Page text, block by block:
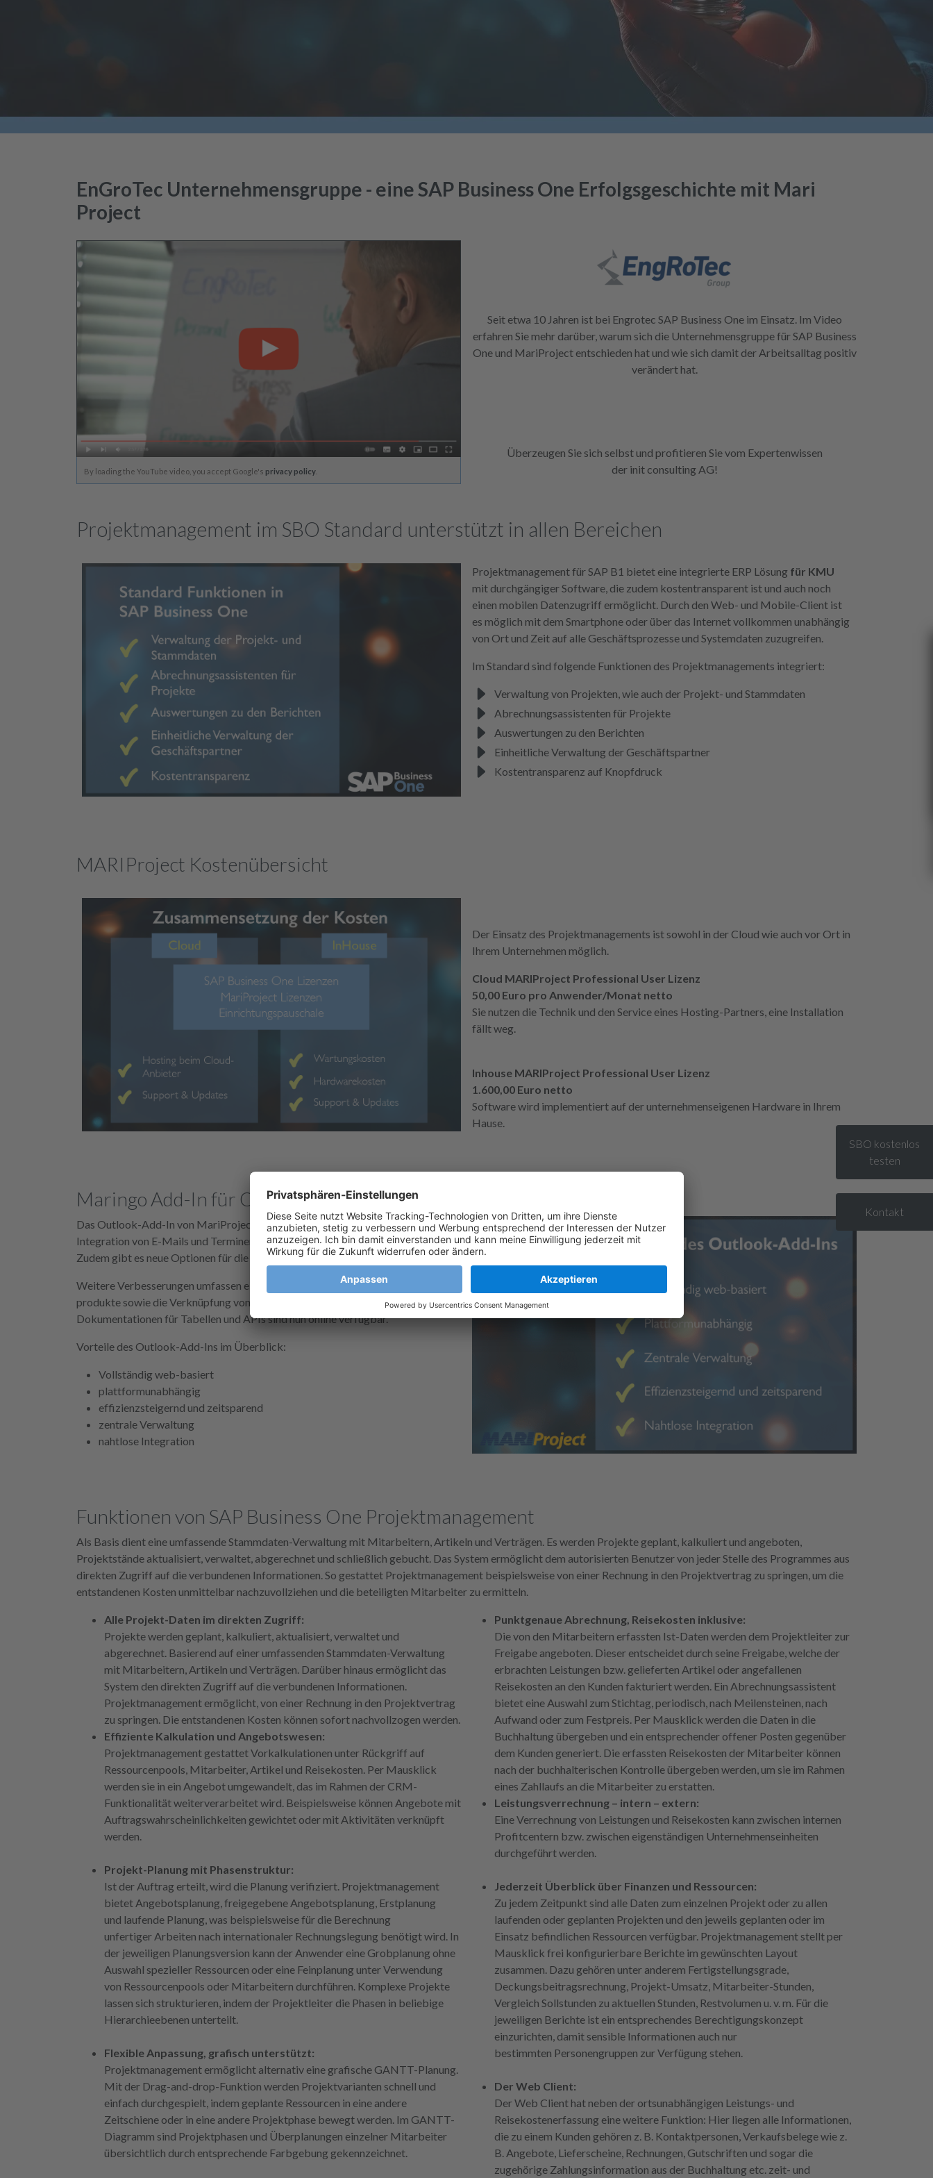
EnGroTec Unternehmensgruppe - eine SAP Business One Erfolgsgeschichte mit Mari
Project
By loading the YouTube video, you accept Google's privacy policy
Seit etwa 10 Jahren ist bei Engrotec SAP Business One im Einsatz. Im Video
erfahren Sie mehr darüber, warum sich die Unternehmensgruppe für SAP Business
One und MariProject entschieden hat und wie sich damit der Arbeitsalltag positiv
verändert hat.
Überzeugen Sie sich selbst und profitieren Sie vom Expertenwissen
der init consulting AG!
Projektmanagement im SBO Standard unterstützt in allen Bereichen
Projektmanagement für SAP B1 bietet eine integrierte ERP Lösung für KMU
mit durchgängiger Software, die zudem kostentransparent ist und auch noch
einen mobilen Datenzugriff ermöglicht. Durch den Web- und Mobile-Client ist
es möglich mit dem Smartphone oder über das Internet vollkommen unabhängig
von Ort und Zeit auf alle Geschäftsprozesse und Systemdaten zuzugreifen.
Im Standard sind folgende Funktionen des Projektmanagements integriert:
Verwaltung von Projekten, wie auch der Projekt- und Stammdaten
Abrechnungsassistenten für Projekte
Auswertungen zu den Berichten
Einheitliche Verwaltung der Geschäftspartner
Kostentransparenz auf Knopfdruck
MARIProject Kostenübersicht
Der Einsatz des Projektmanagements ist sowohl in der Cloud wie auch vor Ort in
Ihrem Unternehmen möglich.
Cloud MARIProject Professional User Lizenz
50,00 Euro pro Anwender/Monat netto
Sie nutzen die Technik und den Service eines Hosting-Partners, eine Installation
fällt weg.
Inhouse MARIProject Professional User Lizenz
1.600,00 Euro netto
Software wird implementiert auf der unternehmenseigenen Hardware in Ihrem
Hause.
Maringo Add-In für Outlook
Das Outlook-Add-In von MariProject bietet umfangreiche Funktionen zur
Integration von E-Mails und Terminen in Projekten, sowie Supportprozessen.
Zudem gibt es neue Optionen für die Projektplanung und Stundenerfassung.
Weitere Verbesserungen umfassen eine Übersicht über Kundensysteme und -
produkte sowie die Verknüpfung von Projekten mit SharePoint-Bibliotheken.
Dokumentationen für Tabellen und APIs sind nun online verfügbar.
Vorteile des Outlook-Add-Ins im Überblick:
Vollständig web-basiert
plattformunabhängig
effizienzsteigernd und zeitsparend
zentrale Verwaltung
nahtlose Integration
Funktionen von SAP Business One Projektmanagement
Als Basis dient eine umfassende Stammdaten-Verwaltung mit Mitarbeitern, Artikeln und Verträgen. Es werden Projekte geplant, kalkuliert und angeboten,
Projektstände aktualisiert, verwaltet, abgerechnet und schließlich gebucht. Das System ermöglicht dem autorisierten Benutzer von jeder Stelle des Programmes aus
direkten Zugriff auf die verbundenen Informationen. So gestattet Projektmanagement beispielsweise von einer Rechnung in den Projektvertrag zu springen, um die
entstandenen Kosten unmittelbar nachzuvollziehen und die beteiligten Mitarbeiter zu ermitteln.
Alle Projekt-Daten im direkten Zugriff:
Projekte werden geplant, kalkuliert, aktualisiert, verwaltet und
abgerechnet. Basierend auf einer umfassenden Stammdaten-Verwaltung
mit Mitarbeitern, Artikeln und Verträgen. Darüber hinaus ermöglicht das
System den direkten Zugriff auf die verbundenen Informationen.
Projektmanagement ermöglicht, von einer Rechnung in den Projektvertrag
zu springen. Die entstandenen Kosten können sofort nachvollzogen werden.
Effiziente Kalkulation und Angebotswesen:
Projektmanagement gestattet Vorkalkulationen unter Rückgriff auf
Ressourcenpools, Mitarbeiter, Artikel und Reisekosten. Per Mausklick
werden sie in ein Angebot umgewandelt, das im Rahmen der CRM-
Funktionalität weiterverarbeitet wird. Beispielsweise können Angebote mit
Auftragswahrscheinlichkeiten gewichtet oder mit Aktivitäten verknüpft
werden.
Projekt-Planung mit Phasenstruktur:
Ist der Auftrag erteilt, wird die Planung verifiziert. Projektmanagement
bietet Angebotsplanung, freigegebene Angebotsplanung, Erstplanung
und laufende Planung, was beispielsweise für die Berechnung
unfertiger Arbeiten nach internationaler Rechnungslegung benötigt wird. In
der jeweiligen Planungsversion kann der Anwender eine Grobplanung ohne
Auswahl spezieller Ressourcen oder eine Feinplanung unter Verwendung
von Ressourcenpools oder Mitarbeitern durchführen. Komplexe Projekte
lassen sich strukturieren, indem der Projektleiter die Phasen in beliebige
Hierarchieebenen unterteilt.
Flexible Anpassung, grafisch unterstützt:
Projektmanagement ermöglicht alternativ eine grafische GANTT-Planung.
Mit der Drag-and-drop-Funktion werden Projektvarianten schnell und
einfach durchgespielt, indem geplante Ressourcen in eine andere
Zeitschiene oder in eine andere Projektphase bewegt werden. Im GANTT-
Diagramm sind Projektphasen und Überplanungen einzelner Mitarbeiter
übersichtlich durch entsprechende Farbgebung gekennzeichnet.
Punktgenaue Abrechnung, Reisekosten inklusive:
Die von den Mitarbeitern erfassten Ist-Daten werden dem Projektleiter zur
Freigabe angeboten. Dieser entscheidet durch seine Freigabe, welche der
erbrachten Leistungen bzw. gelieferten Artikel oder angefallenen
Reisekosten an den Kunden fakturiert werden. Ein Abrechnungsassistent
bietet eine Auswahl zum Stichtag, periodisch, nach Meilensteinen, nach
Aufwand oder zum Festpreis. Per Mausklick werden die Daten in die
Buchhaltung übergeben und ein entsprechender offener Posten gegenüber
dem Kunden generiert. Die erfassten Reisekosten der Mitarbeiter können
nach der buchhalterischen Kontrolle übergeben werden, um sie im Rahmen
eines Zahllaufs an die Mitarbeiter zu erstatten.
Leistungsverrechnung – intern – extern:
Eine Verrechnung von Leistungen und Reisekosten kann zwischen internen
Profitcentern bzw. zwischen eigenständigen Unternehmenseinheiten
durchgeführt werden.
Jederzeit Überblick über Finanzen und Ressourcen:
Zu jedem Zeitpunkt sind alle Daten zum einzelnen Projekt oder zu allen
laufenden oder geplanten Projekten und den jeweils geplanten oder im
Einsatz befindlichen Ressourcen verfügbar. Projektmanagement stellt per
Mausklick frei konfigurierbare Berichte im gewünschten Layout
zusammen. Dazu gehören unter anderem Fertigstellungsgrade,
Deckungsbeitragsrechnung, Projekt-Umsatz, Mitarbeiter-Stunden,
Vergleich Sollstunden zu aktuellen Stunden, Restvolumen u. v. m. Für die
jeweiligen Berichte ist ein entsprechendes Berechtigungskonzept
einzurichten, damit sensible Informationen auch nur
bestimmten Personengruppen zur Verfügung stehen.
Der Web Client:
Der Web Client hat neben der ortsunabhängigen Leistungs- und
Reisekostenerfassung eine weitere Funktion: Hier liegen alle Informationen,
die zu einem Kunden gehören z. B. Kontaktpersonen, Verkaufsbelege wie z.
B. Angebote, Lieferscheine, Rechnungen, Gutschriften und sogar die
zugehörige Zahlungsinformation aus der Buchhaltung etc. zeit- und
SBO kostenlos
testen
Kontakt